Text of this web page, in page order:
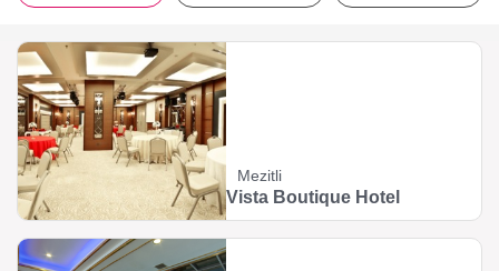
Mezitli
Vista Boutique Hotel